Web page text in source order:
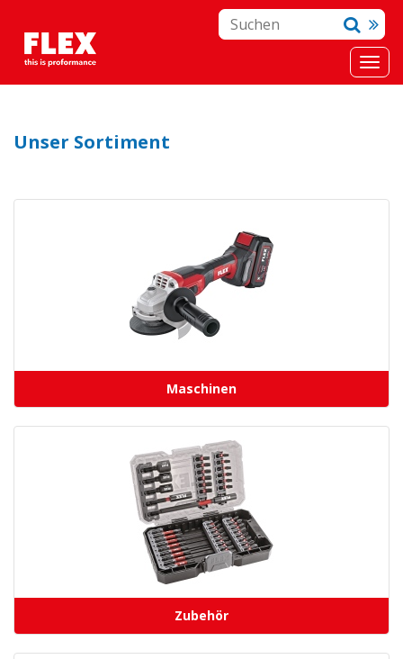
Unser Sortiment
Maschinen
Zubehör